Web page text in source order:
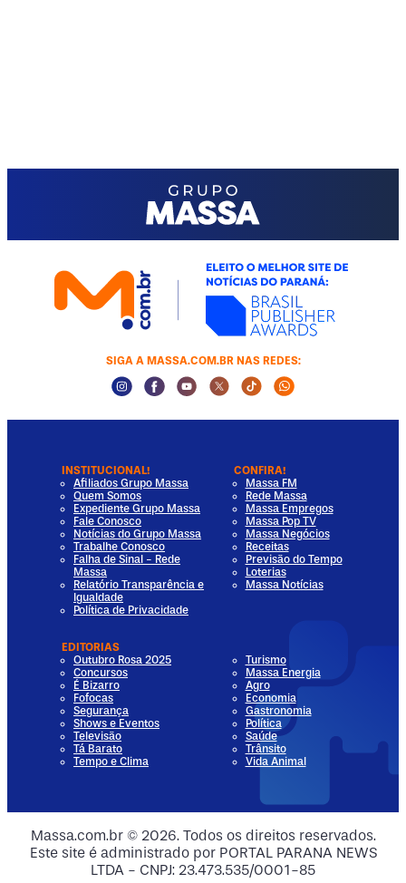
Media
Media
Media
SIGA A MASSA.COM.BR NAS REDES:
Instagram Social Media
Facebook Social Media
Youtube Social Media
Twitter Social Media
Tiktok Social Media
Whatsapp
INSTITUCIONAL!
Afiliados Grupo Massa
Quem Somos
Expediente Grupo Massa
Fale Conosco
Notícias do Grupo Massa
Trabalhe Conosco
Falha de Sinal - Rede
Massa
Relatório Transparência e
Igualdade
Política de Privacidade
CONFIRA!
Massa FM
Rede Massa
Massa Empregos
Massa Pop TV
Massa Negócios
Receitas
Previsão do Tempo
Loterias
Massa Notícias
EDITORIAS
Outubro Rosa 2025
Concursos
É Bizarro
Fofocas
Segurança
Shows e Eventos
Televisão
Tá Barato
Tempo e Clima
Turismo
Massa Energia
Agro
Economia
Gastronomia
Política
Saúde
Trânsito
Vida Animal
Massa.com.br © 2026. Todos os direitos reservados.
Este site é administrado por PORTAL PARANA NEWS
LTDA - CNPJ: 23.473.535/0001-85